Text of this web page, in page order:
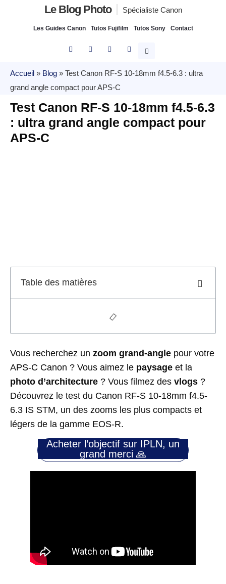
Le Blog Photo Spécialiste Canon
Les Guides Canon Tutos Fujifilm Tutos Sony Contact
Accueil » Blog » Test Canon RF-S 10-18mm f4.5-6.3 : ultra
grand angle compact pour APS-C
Test Canon RF-S 10-18mm f4.5-6.3
: ultra grand angle compact pour
APS-C
Table des matières
Vous recherchez un zoom grand-angle pour votre
APS-C Canon ? Vous aimez le paysage et la
photo d’architecture ? Vous filmez des vlogs ?
Découvrez le test du Canon RF-S 10-18mm f4.5-
6.3 IS STM, un des zooms les plus compacts et
légers de la gamme EOS-R.
Acheter l’objectif sur IPLN, un
grand merci 🙏